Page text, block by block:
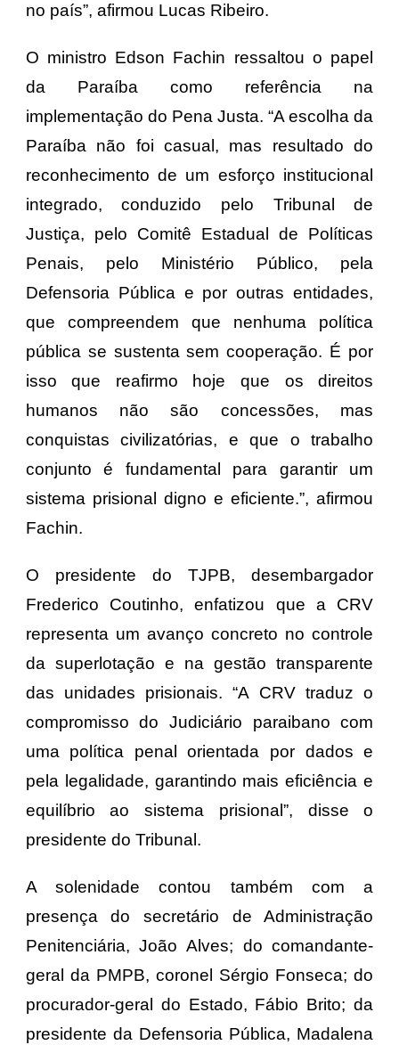
no país”, afirmou Lucas Ribeiro.
O ministro Edson Fachin ressaltou o papel
da Paraíba como referência na
implementação do Pena Justa. “A escolha da
Paraíba não foi casual, mas resultado do
reconhecimento de um esforço institucional
integrado, conduzido pelo Tribunal de
Justiça, pelo Comitê Estadual de Políticas
Penais, pelo Ministério Público, pela
Defensoria Pública e por outras entidades,
que compreendem que nenhuma política
pública se sustenta sem cooperação. É por
isso que reafirmo hoje que os direitos
humanos não são concessões, mas
conquistas civilizatórias, e que o trabalho
conjunto é fundamental para garantir um
sistema prisional digno e eficiente.”, afirmou
Fachin.
O presidente do TJPB, desembargador
Frederico Coutinho, enfatizou que a CRV
representa um avanço concreto no controle
da superlotação e na gestão transparente
das unidades prisionais. “A CRV traduz o
compromisso do Judiciário paraibano com
uma política penal orientada por dados e
pela legalidade, garantindo mais eficiência e
equilíbrio ao sistema prisional”, disse o
presidente do Tribunal.
A solenidade contou também com a
presença do secretário de Administração
Penitenciária, João Alves; do comandante-
geral da PMPB, coronel Sérgio Fonseca; do
procurador-geral do Estado, Fábio Brito; da
presidente da Defensoria Pública, Madalena